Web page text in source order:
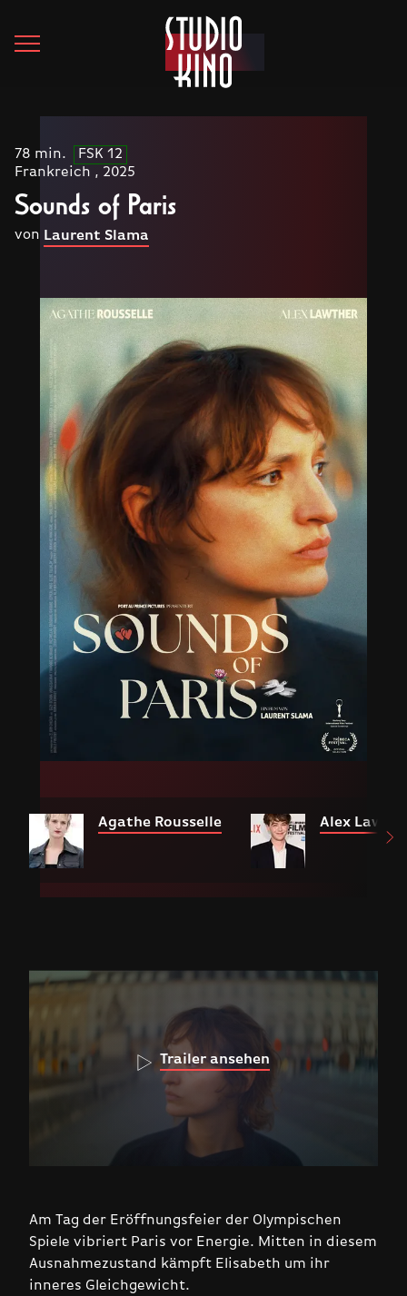
78 min.
FSK 12
Frankreich , 2025
Sounds of Paris
von Laurent Slama
Agathe Rousselle Alex
Trailer ansehen
Am Tag der Eröffnungsfeier der Olympischen
Spiele vibriert Paris vor Energie. Mitten in diesem
Ausnahmezustand kämpft Elisabeth um ihr
inneres Gleichgewicht.